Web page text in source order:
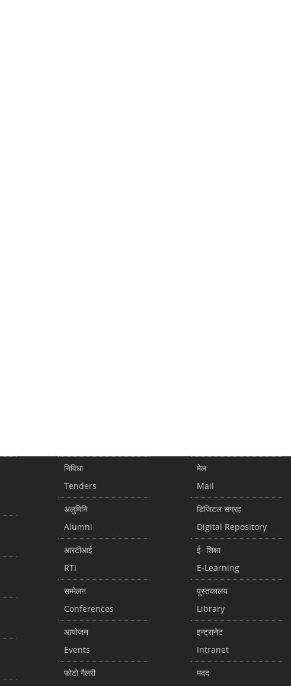
निविधा
Tenders
अलुमिनि
Alumni
आरटीआई
RTI
सम्मेलन
Conferences
आयोजन
Events
फोटो गैलरी
मेल
Mail
डिजिटल संग्रह
Digital Repository
ई- शिक्षा
E-Learning
पुस्तकालय
Library
इन्ट्रानेट
Intranet
मदद